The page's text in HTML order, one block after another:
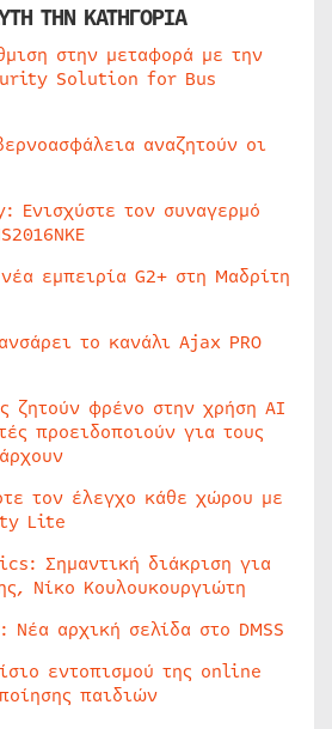
ΤΗΝ ΚΑΤΗΓΟΡΙΑ
στην μεταφορά με την
Solution for Bus
αναζητούν οι
τον συναγερμό
εμπειρία G2+ στη Μαδρίτη
το κανάλι Ajax PRO
ζητούν φρένο στην χρήση AI
προειδοποιούν για τους
τον έλεγχο κάθε χώρου με
Lite
Σημαντική διάκριση για
Νίκο Κουλουκουργιώτη
Νέα αρχική σελίδα στο DMSS
εντοπισμού της online
παιδιών